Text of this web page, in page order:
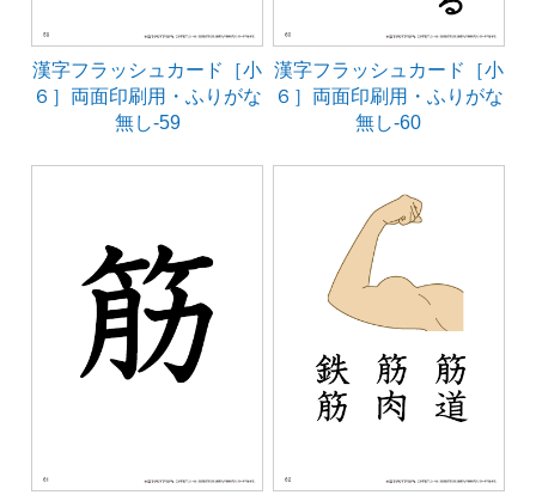
漢字フラッシュカード［小
６］両面印刷用・ふりがな
無し-59
漢字フラッシュカード［小
６］両面印刷用・ふりがな
無し-60